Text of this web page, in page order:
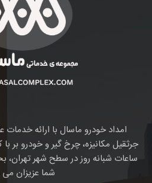
امداد خودرو ماسال با ارائه خدمات
جرثقیل مکانیزه، چرخ گیر و خودرو بر
ساعات شبانه روز در سطح شهر
شما عزیزان